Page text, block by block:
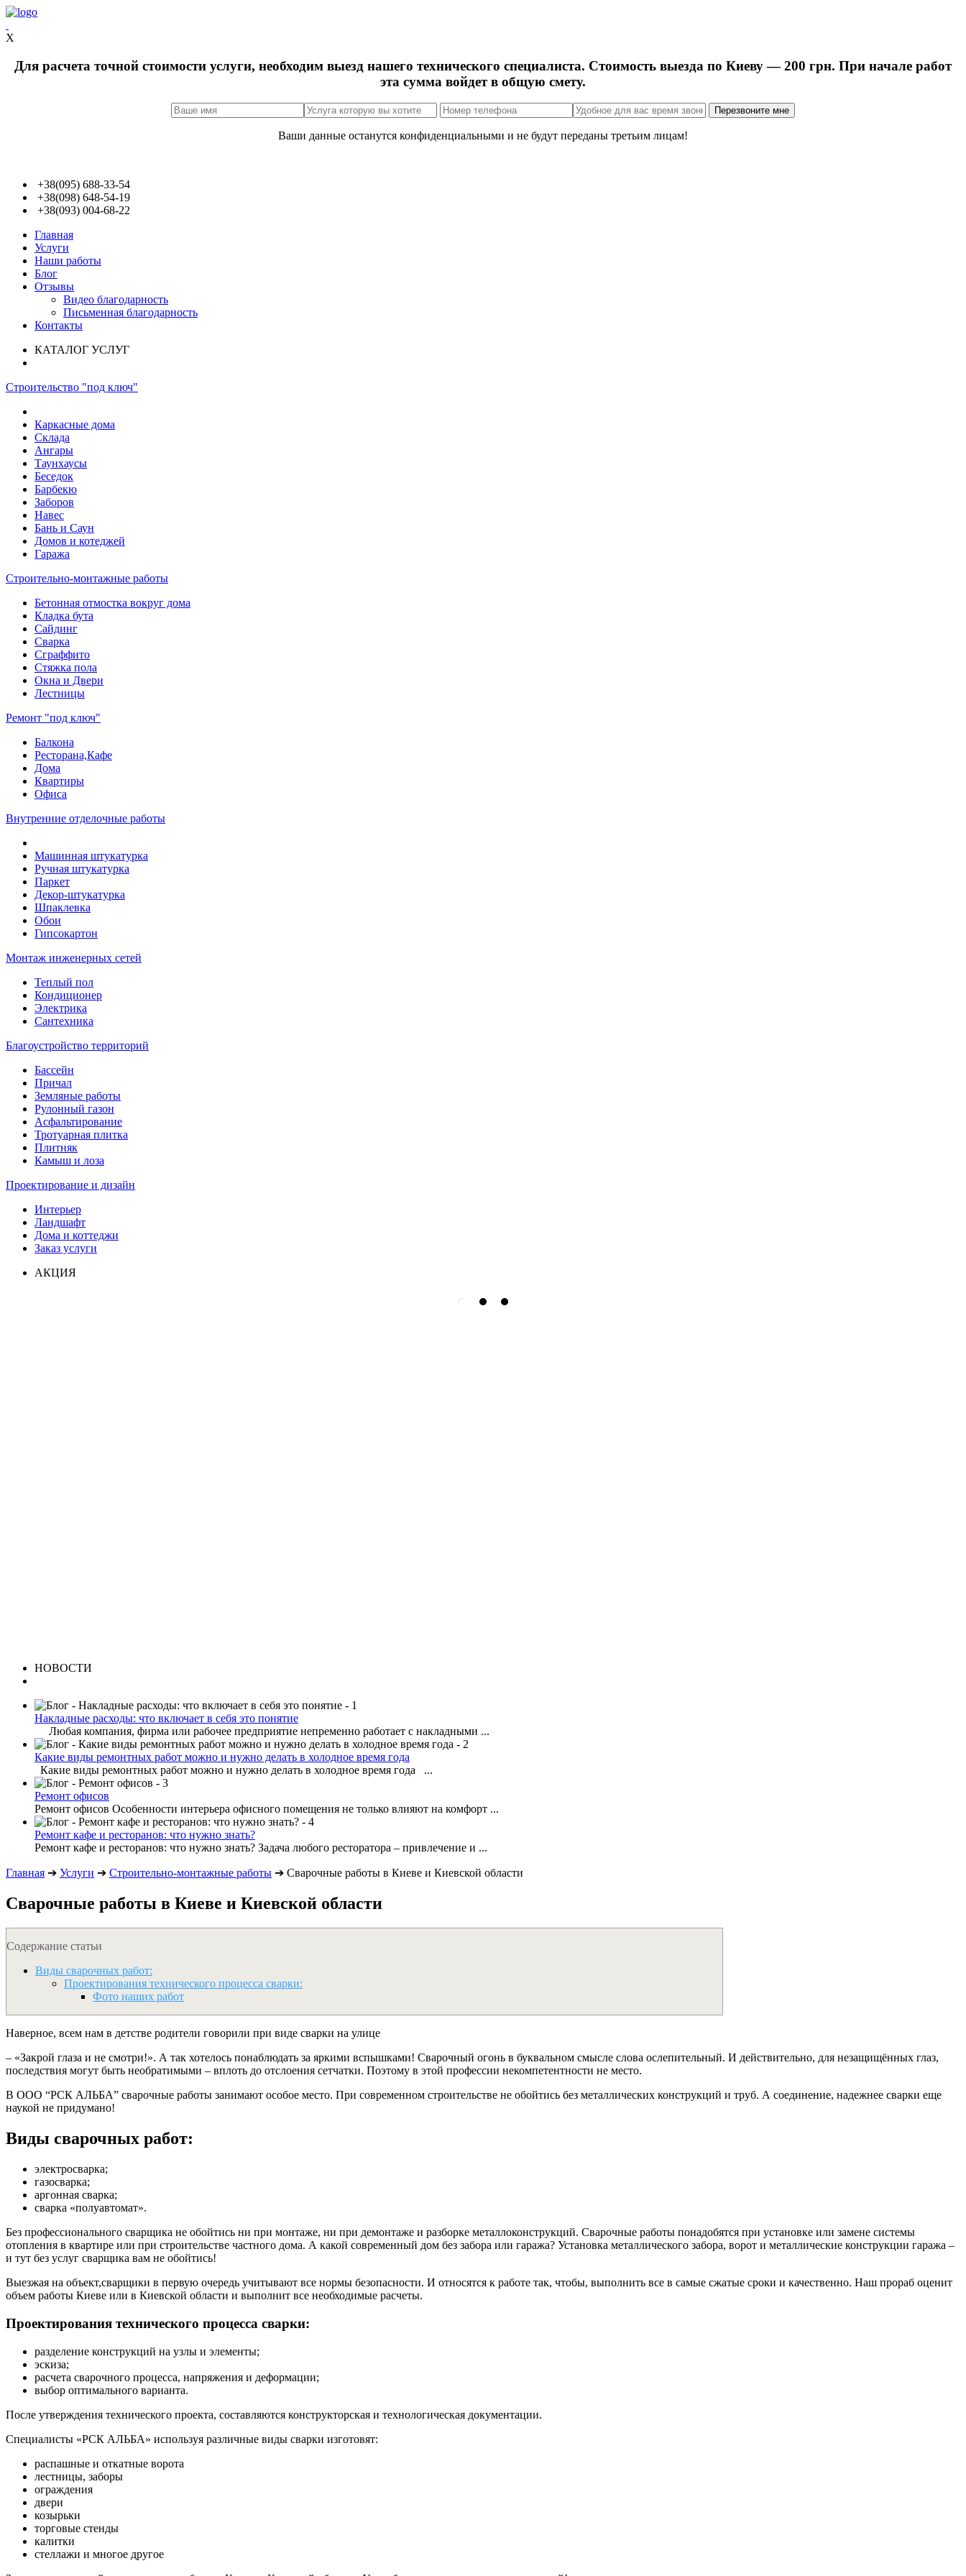
X
Для расчета точной стоимости услуги, необходим выезд нашего технического специалиста. Стоимость выезда по Киеву — 200 грн. При начале работ
эта сумма войдет в общую смету.
Ваши данные останутся конфиденциальными и не будут переданы третьим лицам!
+38(095) 688-33-54
+38(098) 648-54-19
+38(093) 004-68-22
Главная
Услуги
Наши работы
Блог
Отзывы
Видео благодарность
Письменная благодарность
Контакты
КАТАЛОГ УСЛУГ
Строительство "под ключ"
Каркасные дома
Склада
Ангары
Таунхаусы
Беседок
Барбекю
Заборов
Навес
Бань и Саун
Домов и котеджей
Гаража
Строительно-монтажные работы
Бетонная отмостка вокруг дома
Кладка бута
Сайдинг
Сварка
Сграффито
Стяжка пола
Окна и Двери
Лестницы
Ремонт "под ключ"
Балкона
Ресторана,Кафе
Дома
Квартиры
Офиса
Внутренние отделочные работы
Машинная штукатурка
Ручная штукатурка
Паркет
Декор-штукатурка
Шпаклевка
Обои
Гипсокартон
Монтаж инженерных сетей
Теплый пол
Кондиционер
Электрика
Сантехника
Благоустройство территорий
Бассейн
Причал
Земляные работы
Рулонный газон
Асфальтирование
Тротуарная плитка
Плитняк
Камыш и лоза
Проектирование и дизайн
Интерьер
Ландшафт
Дома и коттеджи
Заказ услуги
АКЦИЯ
НОВОСТИ
Накладные расходы: что включает в себя это понятие
Любая компания, фирма или рабочее предприятие непременно работает с накладными ...
Какие виды ремонтных работ можно и нужно делать в холодное время года
Какие виды ремонтных работ можно и нужно делать в холодное время года ...
Ремонт офисов
Ремонт офисов Особенности интерьера офисного помещения не только влияют на комфорт ...
Ремонт кафе и ресторанов: что нужно знать?
Ремонт кафе и ресторанов: что нужно знать? Задача любого ресторатора – привлечение и ...
Главная ➔ Услуги ➔ Строительно-монтажные работы ➔ Сварочные работы в Киеве и Киевской области
Сварочные работы в Киеве и Киевской области
Содержание статьи
Виды сварочных работ:
Проектирования технического процесса сварки:
Фото наших работ
Наверное, всем нам в детстве родители говорили при виде сварки на улице
– «Закрой глаза и не смотри!». А так хотелось понаблюдать за яркими вспышками! Сварочный огонь в буквальном смысле слова ослепительный. И действительно, для незащищённых глаз,
последствия могут быть необратимыми – вплоть до отслоения сетчатки. Поэтому в этой профессии некомпетентности не место.
В ООО “РСК АЛЬБА” сварочные работы занимают особое место. При современном строительстве не обойтись без металлических конструкций и труб. А соединение, надежнее сварки еще
наукой не придумано!
Виды сварочных работ:
электросварка;
газосварка;
аргонная сварка;
сварка «полуавтомат».
Без профессионального сварщика не обойтись ни при монтаже, ни при демонтаже и разборке металлоконструкций. Сварочные работы понадобятся при установке или замене системы
отопления в квартире или при строительстве частного дома. А какой современный дом без забора или гаража? Установка металлического забора, ворот и металлические конструкции гаража –
и тут без услуг сварщика вам не обойтись!
Выезжая на объект,сварщики в первую очередь учитывают все нормы безопасности. И относятся к работе так, чтобы, выполнить все в самые сжатые сроки и качественно. Наш прораб оценит
объем работы Киеве или в Киевской области и выполнит все необходимые расчеты.
Проектирования технического процесса сварки:
разделение конструкций на узлы и элементы;
эскиза;
расчета сварочного процесса, напряжения и деформации;
выбор оптимального варианта.
После утверждения технического проекта, составляются конструкторская и технологическая документации.
Специалисты «РСК АЛЬБА» используя различные виды сварки изготовят:
распашные и откатные ворота
лестницы, заборы
ограждения
двери
козырьки
торговые стенды
калитки
стеллажи и многое другое